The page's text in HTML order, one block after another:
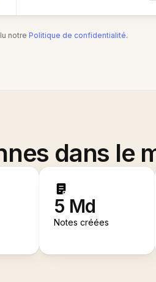
notre Politique de confidentialité.
dans le
5 Md
Notes créées